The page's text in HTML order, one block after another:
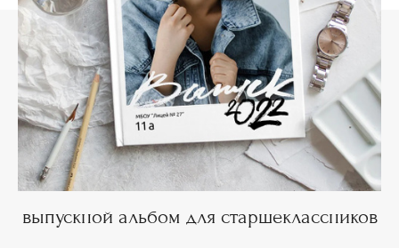
выпускной альбом для старшеклассников